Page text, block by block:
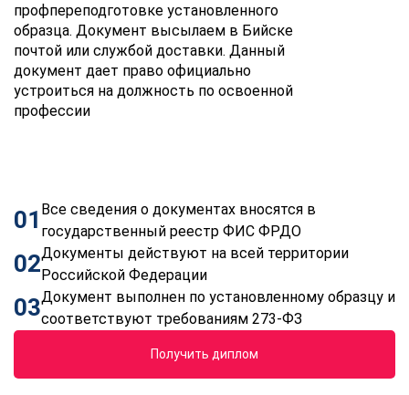
профпереподготовке установленного
образца. Документ высылаем в Бийске
почтой или службой доставки. Данный
документ дает право официально
устроиться на должность по освоенной
профессии
01 Все сведения о документах вносятся в
государственный реестр ФИС ФРДО
02Документы действуют на всей территории
Российской Федерации
03Документ выполнен по установленному образцу и
соответствуют требованиям 273-ФЗ
Получить диплом